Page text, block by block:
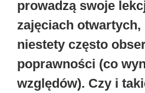
prowadzą swoje
zajęciach
niestety często
poprawności (co
względów). Czy i